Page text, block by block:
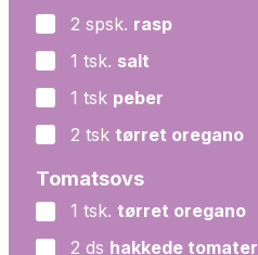
▢
2 spsk. rasp
▢
1 tsk. salt
▢
1 tsk peber
▢
2 tsk tørret oregano
Tomatsovs
▢
1 tsk. tørret oregano
▢
2 ds hakkede tomater